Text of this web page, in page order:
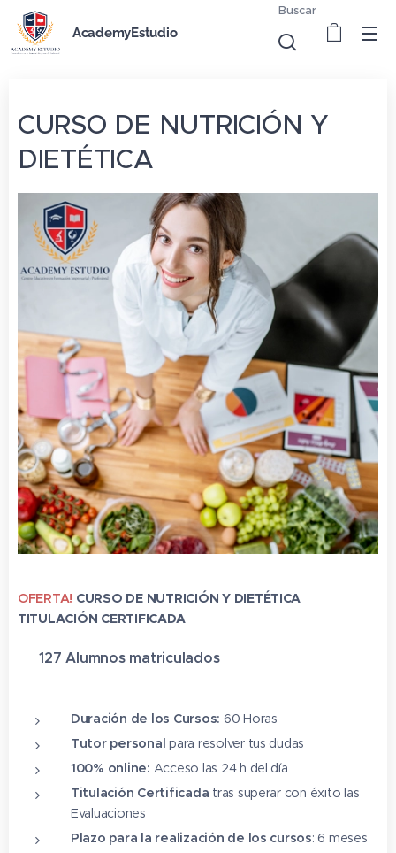
AcademyEstudio
Buscar
CURSO DE NUTRICIÓN Y
DIETÉTICA
OFERTA! CURSO DE NUTRICIÓN Y DIETÉTICA
TITULACIÓN CERTIFICADA
✔ 127 Alumnos matriculados
Duración de los Cursos: 60 Horas
Tutor personalpara resolver tus dudas
100% online: Acceso las 24 h del día
Titulación Certificada tras superar con éxito las
Evaluaciones
Plazo para la realización de los cursos: 6 meses